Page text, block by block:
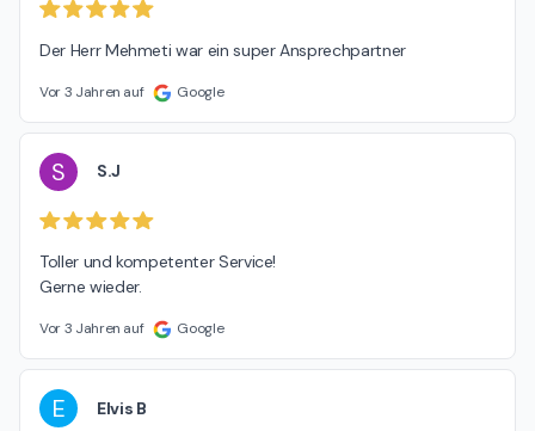
Der Herr Mehmeti war ein super Ansprechpartner
Vor 3 Jahren auf Google
S S.J
Toller und kompetenter Service!
Gerne wieder.
Vor 3 Jahren auf Google
E Elvis B